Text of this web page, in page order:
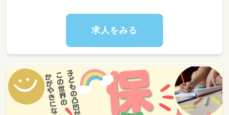
に行く事もあります。
求人をみる